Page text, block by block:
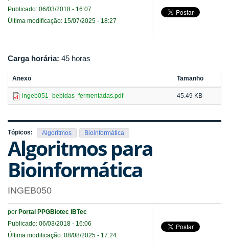
Publicado: 06/03/2018 - 16:07
Última modificação: 15/07/2025 - 18:27
Carga horária: 45 horas
Anexo Tamanho
ingeb051_bebidas_fermentadas.pdf 45.49 KB
Tópicos: Algoritmos Bioinformática
Algoritmos para
Bioinformática
INGEB050
por Portal PPGBiotec IBTec
Publicado: 06/03/2018 - 16:06
Última modificação: 08/08/2025 - 17:24